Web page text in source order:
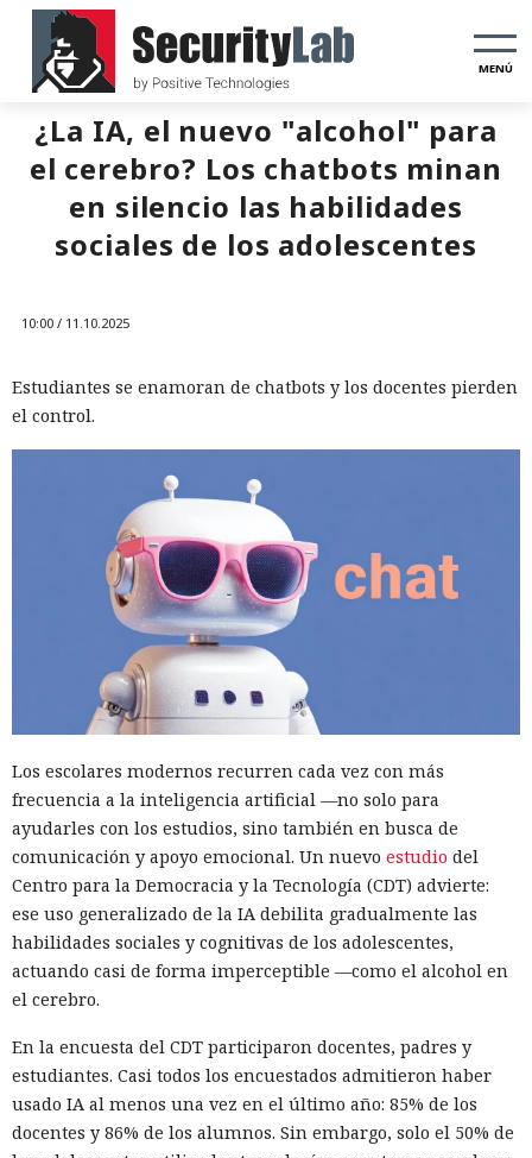
MENÚ
¿La IA, el nuevo "alcohol" para
el cerebro? Los chatbots minan
en silencio las habilidades
sociales de los adolescentes
10:00 / 11.10.2025
Estudiantes se enamoran de chatbots y los docentes pierden
el control.
Los escolares modernos recurren cada vez con más
frecuencia a la inteligencia artificial —no solo para
ayudarles con los estudios, sino también en busca de
comunicación y apoyo emocional. Un nuevo estudio del
Centro para la Democracia y la Tecnología (CDT) advierte:
ese uso generalizado de la IA debilita gradualmente las
habilidades sociales y cognitivas de los adolescentes,
actuando casi de forma imperceptible —como el alcohol en
el cerebro.
En la encuesta del CDT participaron docentes, padres y
estudiantes. Casi todos los encuestados admitieron haber
usado IA al menos una vez en el último año: 85% de los
docentes y 86% de los alumnos. Sin embargo, solo el 50% de